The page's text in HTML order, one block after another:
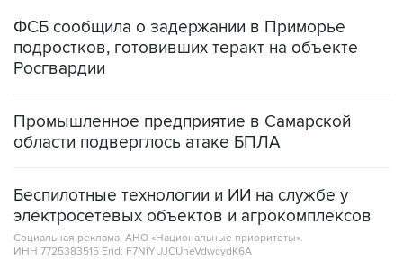
ФСБ сообщила о задержании в Приморье
подростков, готовивших теракт на объекте
Росгвардии
Промышленное предприятие в Самарской
области подверглось атаке БПЛА
Беспилотные технологии и ИИ на службе у
электросетевых объектов и агрокомплексов
Социальная реклама, АНО «Национальные приоритеты».
ИНН 7725383515 Erid: F7NfYUJCUneVdwcydK6A